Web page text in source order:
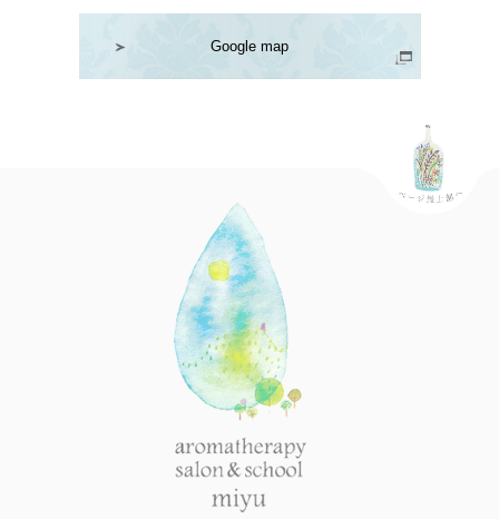
Google map